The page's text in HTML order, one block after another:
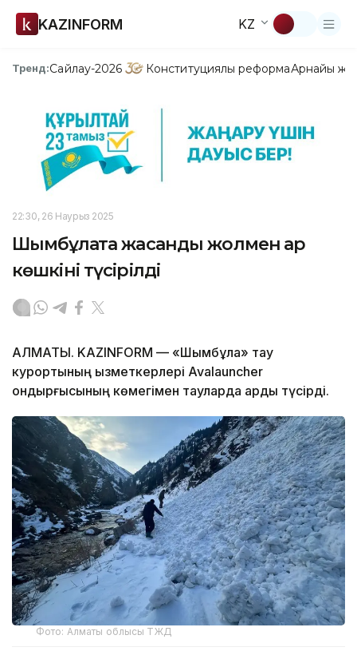
KAZINFORM KZ
Тренд:Сайлау-2026 Конституциялық реформаАрнайы
22:30, 26 Наурыз 2025
Шымбұлақта жасанды жолмен қар
көшкіні түсірілді
АЛМАТЫ. KAZINFORM — «Шымбұлақ» тау
курортының қызметкерлері Avalauncher
қондырғысының көмегімен тауларда қарды түсірді.
Фото: Алматы облысы ТЖД